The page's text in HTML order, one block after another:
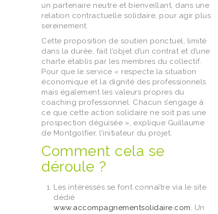
un partenaire neutre et bienveillant, dans une
relation contractuelle solidaire, pour agir plus
sereinement.
Cette proposition de soutien ponctuel, limité
dans la durée, fait l’objet d’un contrat et d’une
charte établis par les membres du collectif.
Pour que le service « respecte la situation
économique et la dignité des professionnels
mais également les valeurs propres du
coaching professionnel. Chacun s’engage à
ce que cette action solidaire ne soit pas une
prospection déguisée », explique Guillaume
de Montgolfier, l’initiateur du projet.
Comment cela se
déroule ?
Les intéressés se font connaître via le site
dédié
www.accompagnementsolidaire.com. Un